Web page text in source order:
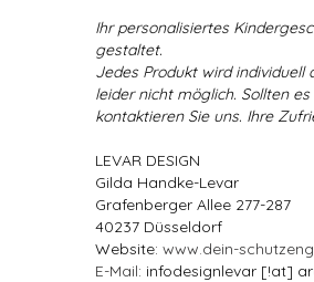
Ihr personalisiertes
gestaltet.
Jedes Produkt wird
leider nicht möglich. Sollten
kontaktieren Sie uns. Ihre
LEVAR DESIGN
Gilda Handke-Levar
Grafenberger Allee 277-287
40237 Düsseldorf
Website: www.dein-
E-Mail: infodesignlevar [!at]